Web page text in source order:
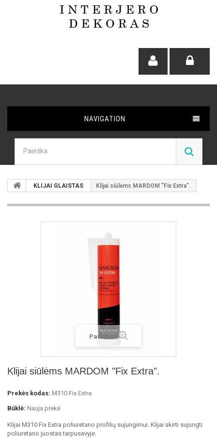
NAVIGATION
KLIJAI GLAISTAS Klijai siūlėms MARDOM "Fix Extra".
Padidinti
Klijai siūlėms MARDOM "Fix Extra".
Prekės kodas: M310 Fix Extra.
Būklė: Nauja prekė
Klijai M310 Fix Extra poliuretano profilių sujungimui. Klijai skirti sujungti
poliuretano juostas tarpusavyje.